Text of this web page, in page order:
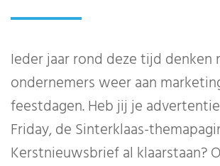
Ieder jaar rond deze tijd denken
ondernemers weer aan
feestdagen. Heb jij je
Friday, de Sinterklaas-
Kerstnieuwsbrief al klaarstaan?